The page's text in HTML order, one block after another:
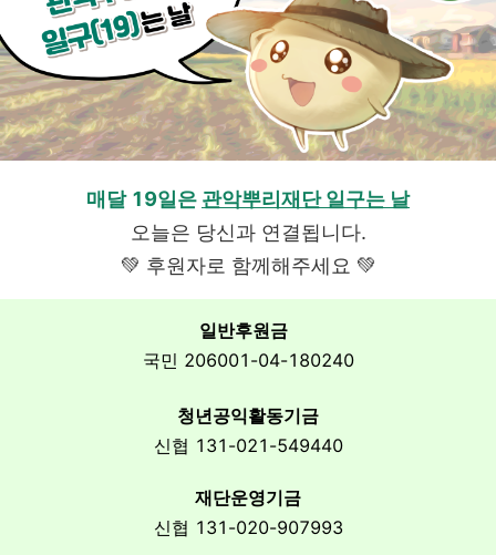
매달 19일은 관악뿌리재단 일구는 날
오늘은 당신과 연결됩니다.
💚 후원자로 함께해주세요 💚
일반후원금
국민 206001-04-180240
청년공익활동기금
신협 131-021-549440
재단운영기금
신협 131-020-907993